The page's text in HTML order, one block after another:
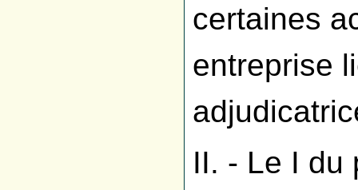
certaines
entreprise
II. - Le I du